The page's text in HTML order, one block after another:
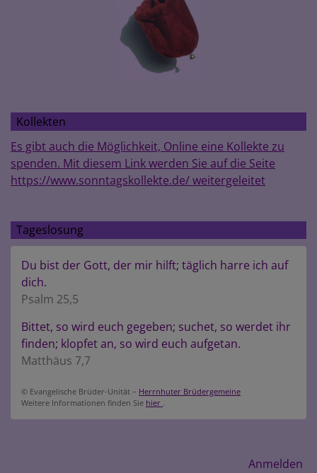
Kollekten
Es gibt auch die Möglichkeit, Online eine Kollekte zu
spenden. Mit diesem Link werden Sie auf die Seite
https://www.sonntagskollekte.de/ weitergeleitet
Tageslosung
Du bist der Gott, der mir hilft; täglich harre ich auf
dich.
Psalm 25,5
Bittet, so wird euch gegeben; suchet, so werdet ihr
finden; klopfet an, so wird euch aufgetan.
Matthäus 7,7
© Evangelische Brüder-Unität – Herrnhuter Brüdergemeine
Weitere Informationen finden Sie hier .
Anmelden